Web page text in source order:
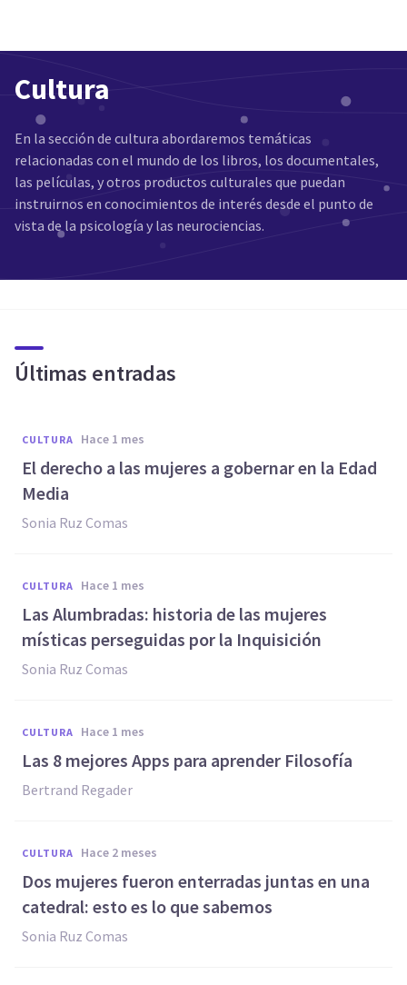
Cultura
En la sección de cultura abordaremos temáticas
relacionadas con el mundo de los libros, los documentales,
las películas, y otros productos culturales que puedan
instruirnos en conocimientos de interés desde el punto de
vista de la psicología y las neurociencias.
Últimas entradas
CULTURA hace 1 mes
El derecho a las mujeres a gobernar en la Edad
Media
Sonia Ruz Comas
CULTURA hace 1 mes
Las Alumbradas: historia de las mujeres
místicas perseguidas por la Inquisición
Sonia Ruz Comas
CULTURA hace 1 mes
Las 8 mejores Apps para aprender Filosofía
Bertrand Regader
CULTURA hace 2 meses
Dos mujeres fueron enterradas juntas en una
catedral: esto es lo que sabemos
Sonia Ruz Comas